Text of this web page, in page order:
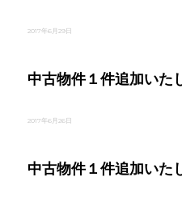
投
2017年6月29日
中古物件１件追加いた
投
2017年6月26日
中古物件１件追加いた